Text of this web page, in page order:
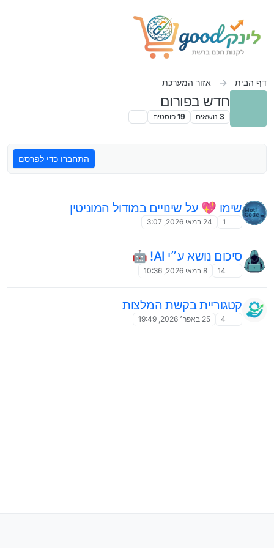
דף הבית אזור המערכת
חדש בפורום
3 נושאים 19 פוסטים
התחברו כדי לפרסם
שימו 💖 על שינויים במודול המוניטין
1 24 במאי 2026, 3:07
סיכום נושא ע״י AI! 🤖
14 8 במאי 2026, 10:36
קטגוריית בקשת המלצות
4 25 באפר׳ 2026, 19:49